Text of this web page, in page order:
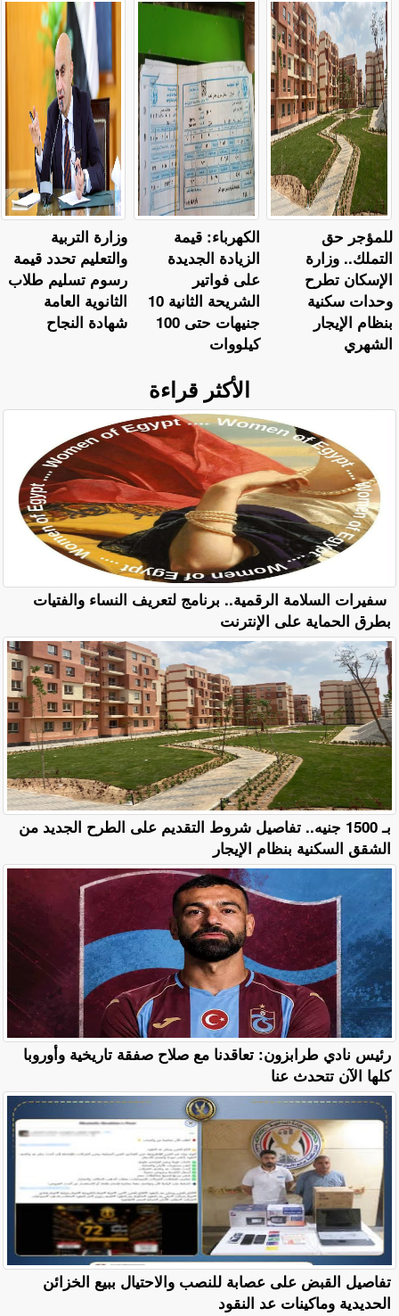
وزارة التربية
والتعليم تحدد قيمة
رسوم تسليم طلاب
الثانوية العامة
شهادة النجاح
الكهرباء: قيمة
الزيادة الجديدة
على فواتير
الشريحة الثانية 10
جنيهات حتى 100
كيلووات
للمؤجر حق
التملك.. وزارة
الإسكان تطرح
وحدات سكنية
بنظام الإيجار
الشهري
الأكثر قراءة
سفيرات السلامة الرقمية.. برنامج لتعريف النساء والفتيات
بطرق الحماية على الإنترنت
بـ 1500 جنيه.. تفاصيل شروط التقديم على الطرح الجديد من
الشقق السكنية بنظام الإيجار
رئيس نادي طرابزون: تعاقدنا مع صلاح صفقة تاريخية وأوروبا
كلها الآن تتحدث عنا
تفاصيل القبض على عصابة للنصب والاحتيال ببيع الخزائن
الحديدية وماكينات عد النقود